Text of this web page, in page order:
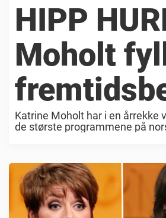
HIPP
Moholt
Katrine Moholt har i en
de største programmene på